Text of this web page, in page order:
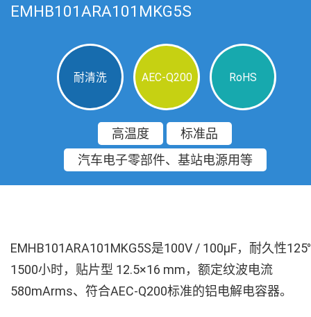
EMHB101ARA101MKG5S
耐清洗 AEC-Q200 RoHS
高温度
标准品
汽车电子零部件、基站电源用等
EMHB101ARA101MKG5S是100V / 100µF，耐久性
1500小时，贴片型 12.5×16 mm，额定纹波电流
580mArms、符合AEC-Q200标准的铝电解电容器。